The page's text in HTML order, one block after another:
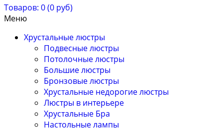
Товаров: 0 (0 руб)
Меню
Хрустальные люстры
Подвесные люстры
Потолочные люстры
Большие люстры
Бронзовые люстры
Хрустальные недорогие люстры
Люстры в интерьере
Хрустальные Бра
Настольные лампы